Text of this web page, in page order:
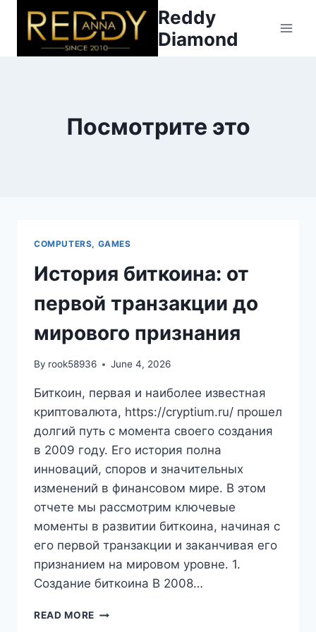
content
Reddy
Diamond
Посмотрите это
COMPUTERS, GAMES
История биткоина: от
первой транзакции до
мирового признания
By rook58936 June 4, 2026
Биткоин, первая и наиболее известная
криптовалюта, https://cryptium.ru/ прошел
долгий путь с момента своего создания
в 2009 году. Его история полна
инноваций, споров и значительных
изменений в финансовом мире. В этом
отчете мы рассмотрим ключевые
моменты в развитии биткоина, начиная с
его первой транзакции и заканчивая его
признанием на мировом уровне. 1.
Создание биткоина В 2008…
READ MORE ИСТОРИЯ